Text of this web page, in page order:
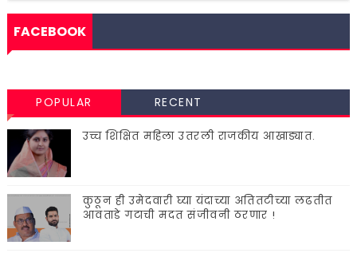
FACEBOOK
POPULAR RECENT
उच्च शिक्षित महिला उतरली राजकीय आखाड्यात.
कुठून ही उमेदवारी घ्या यंदाच्या अतितटीच्या लढतीत
आवताडे गटाची मदत संजीवनी ठरणार !